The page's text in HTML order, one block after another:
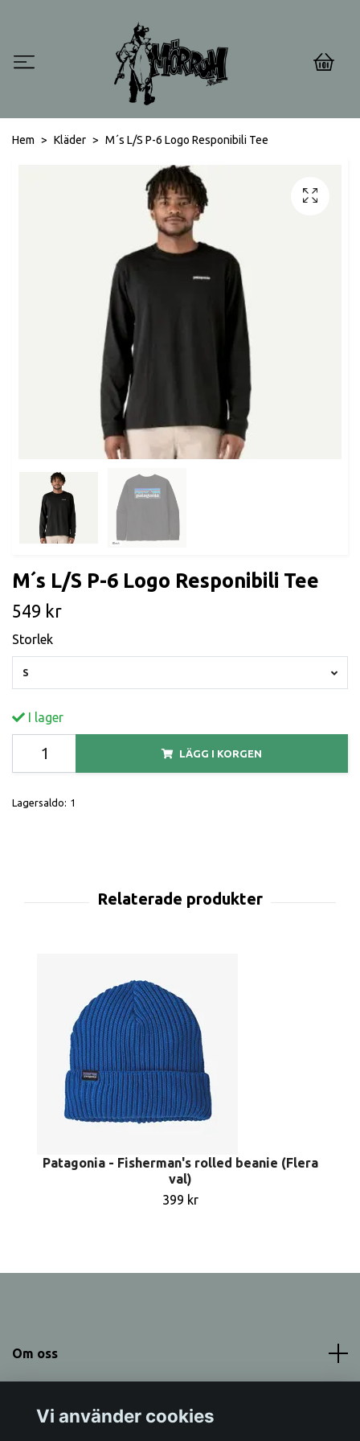
0
Hem Kläder M´s L/S P-6 Logo Responibili Tee
M´s L/S P-6 Logo Responibili Tee
549 kr
Storlek
S
I lager
LÄGG I KORGEN
Lagersaldo: 1
Patagonia - Fisherman's rolled beanie (Flera
val)
399 kr
Om oss
Vi använder cookies